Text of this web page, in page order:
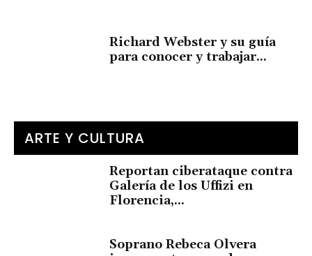
Richard Webster y su guía
para conocer y trabajar...
ARTE Y CULTURA
Reportan ciberataque contra
Galería de los Uffizi en
Florencia,...
Soprano Rebeca Olvera